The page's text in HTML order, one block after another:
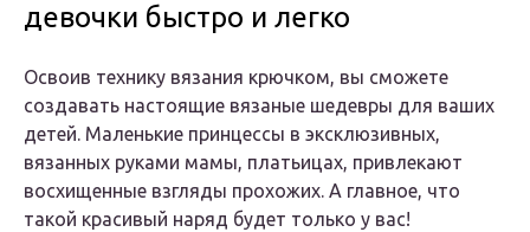
девочки быстро и легко
Освоив технику вязания крючком, вы сможете
создавать настоящие вязаные шедевры для ваших
детей. Маленькие принцессы в эксклюзивных,
вязанных руками мамы, платьицах, привлекают
восхищенные взгляды прохожих. А главное, что
такой красивый наряд будет только у вас!